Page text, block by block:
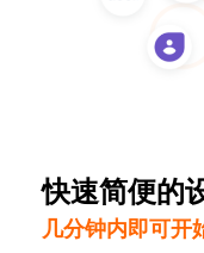
快速简便的
几分钟内即可开